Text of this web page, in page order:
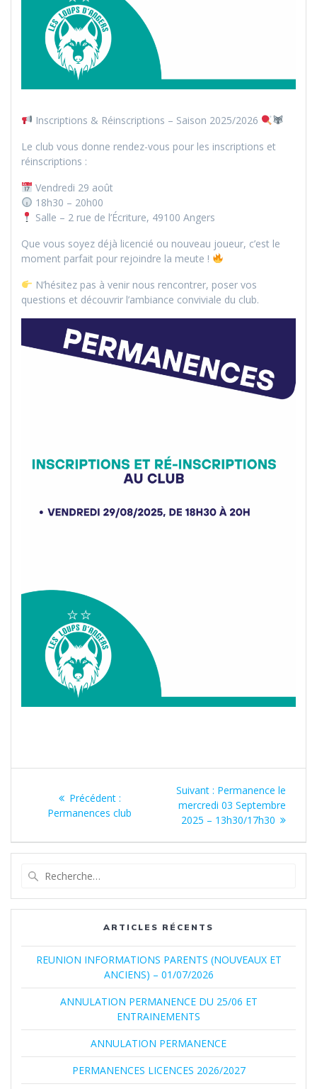
Inscriptions & Réinscriptions – Saison 2025/2026
Le club vous donne rendez-vous pour les inscriptions et
réinscriptions :
Vendredi 29 août
18h30 – 20h00
Salle – 2 rue de l’Écriture, 49100 Angers
Que vous soyez déjà licencié ou nouveau joueur, c’est le
moment parfait pour rejoindre la meute !
N’hésitez pas à venir nous rencontrer, poser vos
questions et découvrir l’ambiance conviviale du club.
l’article
Précédent :Article
précédent
Permanences club
Suivant : Article
suivant
:
Permanence le
mercredi 03 Septembre
2025 – 13h30/17h30
:
ARTICLES RÉCENTS
REUNION INFORMATIONS PARENTS (NOUVEAUX ET
ANCIENS) – 01/07/2026
ANNULATION PERMANENCE DU 25/06 ET
ENTRAINEMENTS
ANNULATION PERMANENCE
PERMANENCES LICENCES 2026/2027